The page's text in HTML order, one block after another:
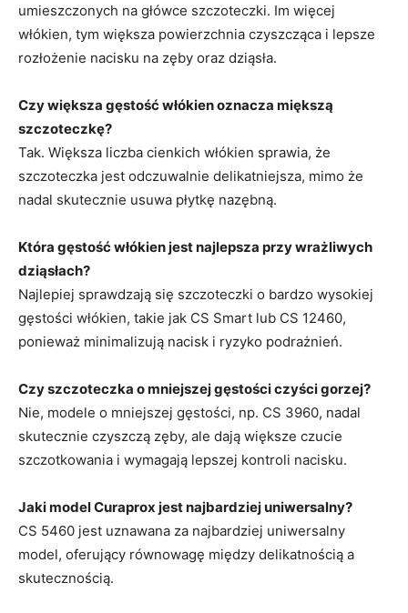
umieszczonych na główce szczoteczki. Im więcej
włókien, tym większa powierzchnia czyszcząca i lepsze
rozłożenie nacisku na zęby oraz dziąsła.
Czy większa gęstość włókien oznacza miększą
szczoteczkę?
Tak. Większa liczba cienkich włókien sprawia, że
szczoteczka jest odczuwalnie delikatniejsza, mimo że
nadal skutecznie usuwa płytkę nazębną.
Która gęstość włókien jest najlepsza przy wrażliwych
dziąsłach?
Najlepiej sprawdzają się szczoteczki o bardzo wysokiej
gęstości włókien, takie jak CS Smart lub CS 12460,
ponieważ minimalizują nacisk i ryzyko podrażnień.
Czy szczoteczka o mniejszej gęstości czyści gorzej?
Nie, modele o mniejszej gęstości, np. CS 3960, nadal
skutecznie czyszczą zęby, ale dają większe czucie
szczotkowania i wymagają lepszej kontroli nacisku.
Jaki model Curaprox jest najbardziej uniwersalny?
CS 5460 jest uznawana za najbardziej uniwersalny
model, oferujący równowagę między delikatnością a
skutecznością.